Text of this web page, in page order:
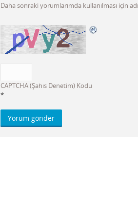
Daha sonraki yorumlarımda kullanılması için
CAPTCHA (Şahıs Denetim) Kodu
*